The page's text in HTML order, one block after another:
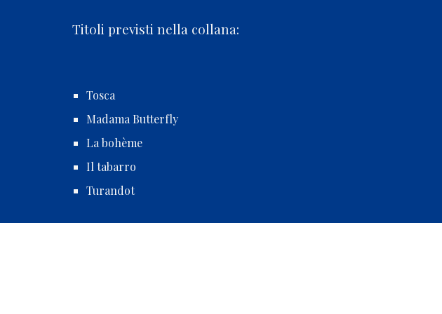
Titoli previsti nella collana:
Tosca
Madama Butterfly
La bohème
Il tabarro
Turandot